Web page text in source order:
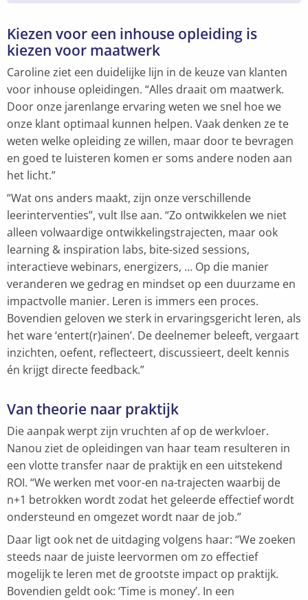
Kiezen voor een inhouse opleiding is
kiezen voor maatwerk
Caroline ziet een duidelijke lijn in de keuze van klanten
voor inhouse opleidingen. “Alles draait om maatwerk.
Door onze jarenlange ervaring weten we snel hoe we
onze klant optimaal kunnen helpen. Vaak denken ze te
weten welke opleiding ze willen, maar door te bevragen
en goed te luisteren komen er soms andere noden aan
het licht.”
“Wat ons anders maakt, zijn onze verschillende
leerinterventies”, vult Ilse aan. “Zo ontwikkelen we niet
alleen volwaardige ontwikkelingstrajecten, maar ook
learning & inspiration labs, bite-sized sessions,
interactieve webinars, energizers, … Op die manier
veranderen we gedrag en mindset op een duurzame en
impactvolle manier. Leren is immers een proces.
Bovendien geloven we sterk in ervaringsgericht leren, als
het ware ‘entert(r)ainen’. De deelnemer beleeft, vergaart
inzichten, oefent, reflecteert, discussieert, deelt kennis
én krijgt directe feedback.”
Van theorie naar praktijk
Die aanpak werpt zijn vruchten af op de werkvloer.
Nanou ziet de opleidingen van haar team resulteren in
een vlotte transfer naar de praktijk en een uitstekend
ROI. “We werken met voor-en na-trajecten waarbij de
n+1 betrokken wordt zodat het geleerde effectief wordt
ondersteund en omgezet wordt naar de job.”
Daar ligt ook net de uitdaging volgens haar: “We zoeken
steeds naar de juiste leervormen om zo effectief
mogelijk te leren met de grootste impact op praktijk.
Bovendien geldt ook: ‘Time is money’. In een